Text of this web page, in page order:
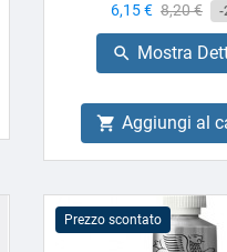
Prezzo
6,15 € Prezzo
base
8,20 € -
 Mostra
 Aggiungi al
Prezzo scontato